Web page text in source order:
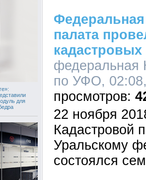
для
палата
федеральная
по УФО,
22 ноября
Кадастровой
Уральскому
состоялся